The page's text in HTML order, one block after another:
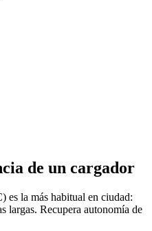
de un cargador
es la más habitual en ciudad:
largas. Recupera autonomía de